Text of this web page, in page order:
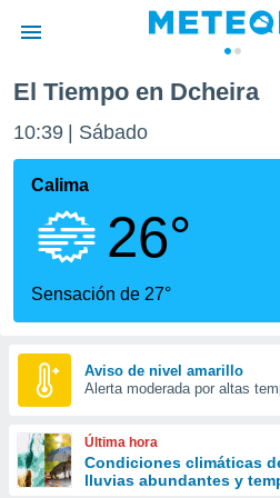
de
por
que se
calidad.
a este
las
y
forma
digital
basada
El Tiempo en Dcheira
10:39 Sábado
Calima
26°
Sensación de 27°
Aviso de nivel amarillo
Alerta moderada por altas
Última hora
Condiciones climáticas
lluvias abundantes y